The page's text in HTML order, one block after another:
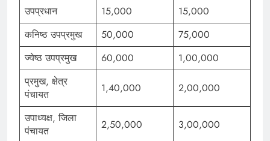
उपप्रधान 15,000
15,000
कनिष्ठ उपप्रमुख
50,000
75,000
ज्येष्ठ उपप्रमुख
60,000
1,00,000
प्रमुख, क्षेत्र
पंचायत
1,40,000 2,00,000
उपाध्यक्ष, जिला
पंचायत
2,50,000 3,00,000